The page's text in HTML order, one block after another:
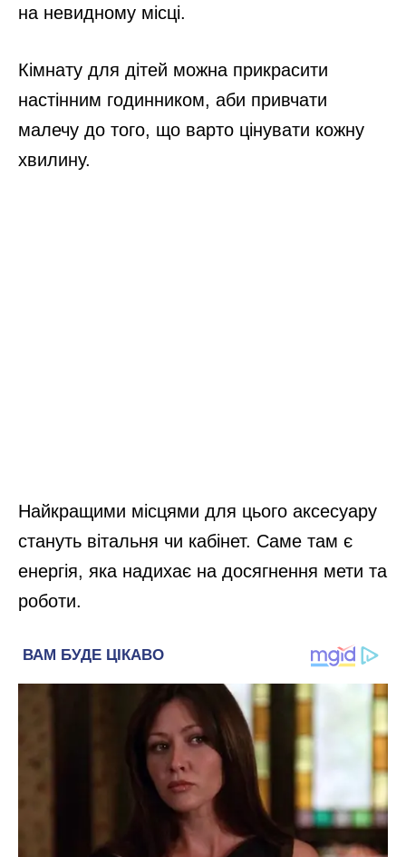
на невидному місці.
Кімнату для дітей можна прикрасити
настінним годинником, аби привчати
малечу до того, що варто цінувати кожну
хвилину.
Найкращими місцями для цього аксесуару
стануть вітальня чи кабінет. Саме там є
енергія, яка надихає на досягнення мети та
роботи.